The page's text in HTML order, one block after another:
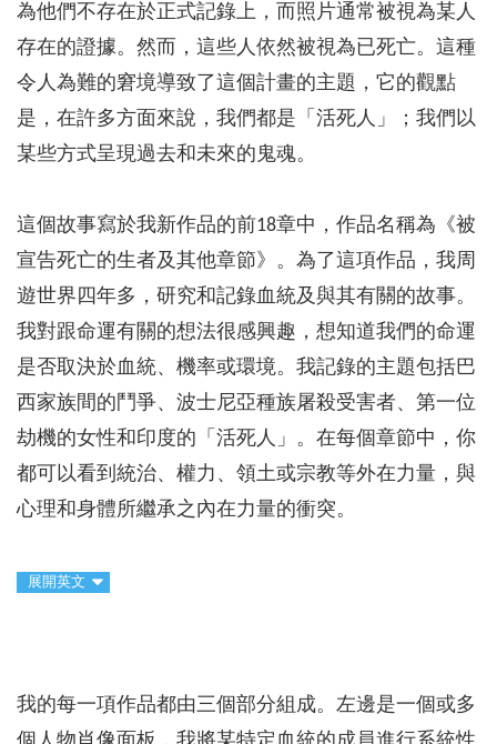
為他們不存在於正式記錄上，而照片通常被視為某人
存在的證據。然而，這些人依然被視為已死亡。這種
令人為難的窘境導致了這個計畫的主題，它的觀點
是，在許多方面來說，我們都是「活死人」；我們以
某些方式呈現過去和未來的鬼魂。
這個故事寫於我新作品的前18章中，作品名稱為《被
宣告死亡的生者及其他章節》。為了這項作品，我周
遊世界四年多，研究和記錄血統及與其有關的故事。
我對跟命運有關的想法很感興趣，想知道我們的命運
是否取決於血統、機率或環境。我記錄的主題包括巴
西家族間的鬥爭、波士尼亞種族屠殺受害者、第一位
劫機的女性和印度的「活死人」。在每個章節中，你
都可以看到統治、權力、領土或宗教等外在力量，與
心理和身體所繼承之內在力量的衝突。
展開英文
我的每一項作品都由三個部分組成。左邊是一個或多